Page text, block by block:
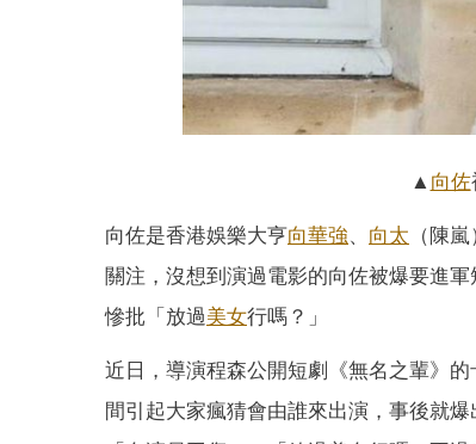
▲ 向佐
向佐是香港娛樂大亨向華強、 向太 （陳
關注，沒想到演過電影的向佐被爆要進
慘批「放過美女行嗎？」
近日，導演程森公開短劇《無名之輩》
間引起大家瘋猜會由誰來出演，事後就